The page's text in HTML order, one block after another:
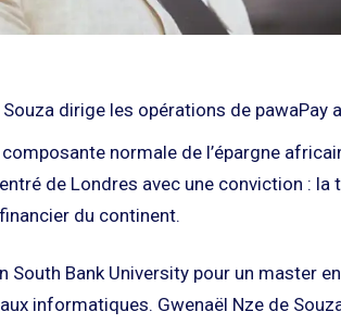
dirige les opérations de pawaPay
normale de l’épargne
de Londres avec une conviction : la
du continent.
South Bank University pour un master en
informatiques. Gwenaël Nze de